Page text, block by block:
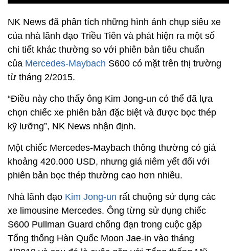
NK News đã phân tích những hình ảnh chụp siêu xe
của nhà lãnh đạo Triều Tiên và phát hiện ra một số
chi tiết khác thường so với phiên bản tiêu chuẩn
của Mercedes-Maybach S600 có mặt trên thị trường
từ tháng 2/2015.
“Điều này cho thấy ông Kim Jong-un có thể đã lựa
chọn chiếc xe phiên bản đặc biệt và được bọc thép
kỹ lưỡng”, NK News nhận định.
Một chiếc Mercedes-Maybach thông thường có giá
khoảng 420.000 USD, nhưng giá niêm yết đối với
phiên bản bọc thép thường cao hơn nhiều.
Nhà lãnh đạo Kim Jong-un rất chuộng sử dụng các
xe limousine Mercedes. Ông từng sử dụng chiếc
S600 Pullman Guard chống đạn trong cuộc gặp
Tổng thống Hàn Quốc Moon Jae-in vào tháng